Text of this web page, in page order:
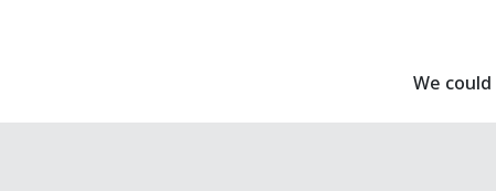
We